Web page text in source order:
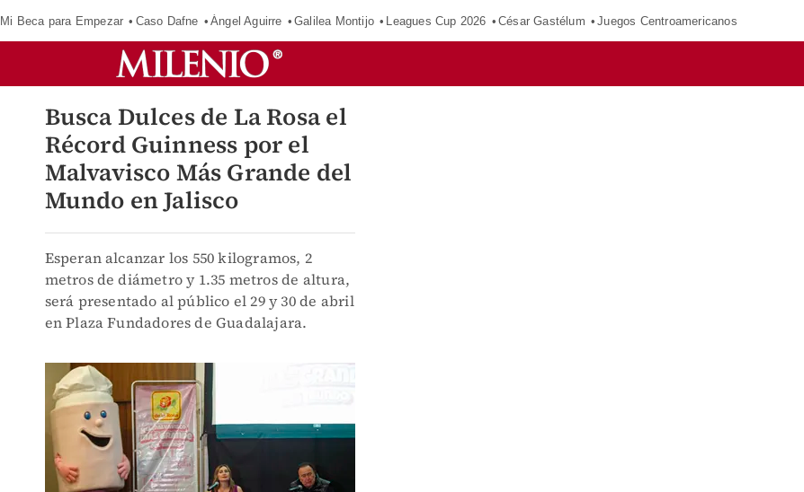
Mi Beca para Empezar Caso Dafne Ángel Aguirre Galilea Montijo Leagues Cup 2026 César Gastélum Juegos Centroamericanos
Busca Dulces de La Rosa el
Récord Guinness por el
Malvavisco Más Grande del
Mundo en Jalisco
Esperan alcanzar los 550 kilogramos, 2
metros de diámetro y 1.35 metros de altura,
será presentado al público el 29 y 30 de abril
en Plaza Fundadores de Guadalajara.